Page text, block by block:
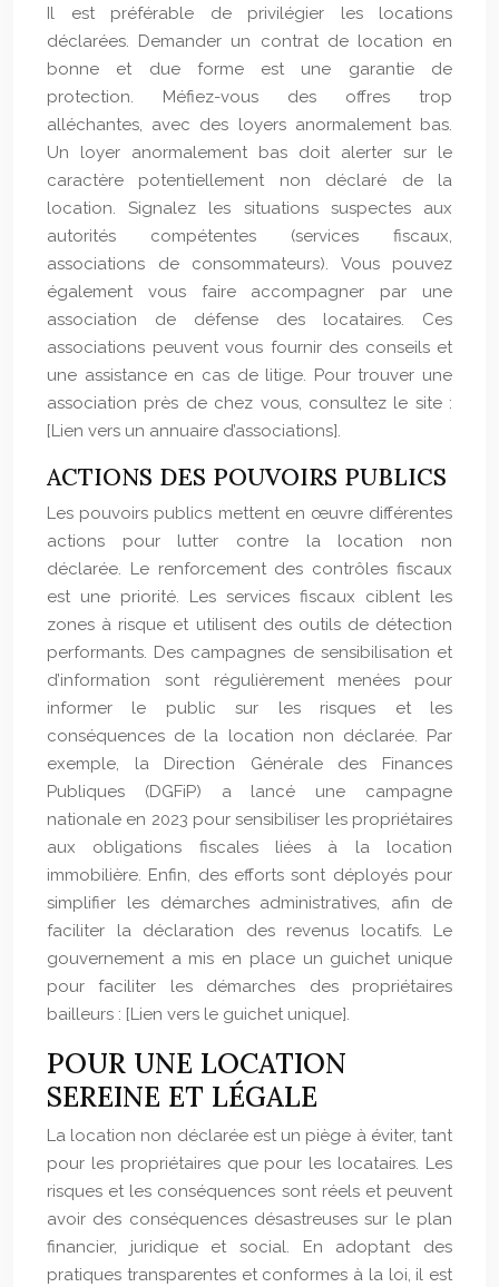
Il est préférable de privilégier les locations
déclarées. Demander un contrat de location en
bonne et due forme est une garantie de
protection. Méfiez-vous des offres trop
alléchantes, avec des loyers anormalement bas.
Un loyer anormalement bas doit alerter sur le
caractère potentiellement non déclaré de la
location. Signalez les situations suspectes aux
autorités compétentes (services fiscaux,
associations de consommateurs). Vous pouvez
également vous faire accompagner par une
association de défense des locataires. Ces
associations peuvent vous fournir des conseils et
une assistance en cas de litige. Pour trouver une
association près de chez vous, consultez le site :
[Lien vers un annuaire d’associations].
ACTIONS DES POUVOIRS PUBLICS
Les pouvoirs publics mettent en œuvre différentes
actions pour lutter contre la location non
déclarée. Le renforcement des contrôles fiscaux
est une priorité. Les services fiscaux ciblent les
zones à risque et utilisent des outils de détection
performants. Des campagnes de sensibilisation et
d’information sont régulièrement menées pour
informer le public sur les risques et les
conséquences de la location non déclarée. Par
exemple, la Direction Générale des Finances
Publiques (DGFiP) a lancé une campagne
nationale en 2023 pour sensibiliser les propriétaires
aux obligations fiscales liées à la location
immobilière. Enfin, des efforts sont déployés pour
simplifier les démarches administratives, afin de
faciliter la déclaration des revenus locatifs. Le
gouvernement a mis en place un guichet unique
pour faciliter les démarches des propriétaires
bailleurs : [Lien vers le guichet unique].
POUR UNE LOCATION
SEREINE ET LÉGALE
La location non déclarée est un piège à éviter, tant
pour les propriétaires que pour les locataires. Les
risques et les conséquences sont réels et peuvent
avoir des conséquences désastreuses sur le plan
financier, juridique et social. En adoptant des
pratiques transparentes et conformes à la loi, il est